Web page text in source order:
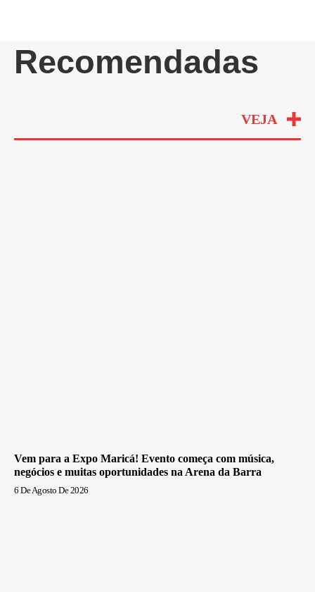
Recomendadas
VEJA
Vem para a Expo Maricá! Evento começa com música,
negócios e muitas oportunidades na Arena da Barra
6 De Agosto De 2026